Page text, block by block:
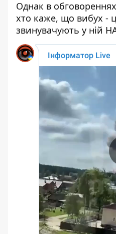
Однак в
хто каже, що вибух -
звинувачують у ній